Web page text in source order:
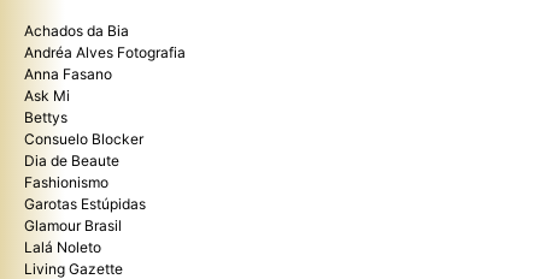
Achados da Bia
Andréa Alves Fotografia
Anna Fasano
Ask Mi
Bettys
Consuelo Blocker
Dia de Beaute
Fashionismo
Garotas Estúpidas
Glamour Brasil
Lalá Noleto
Living Gazette